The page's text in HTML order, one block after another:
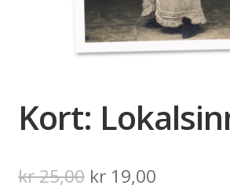
Kort:
kr25,00 Det
kr19,00Det